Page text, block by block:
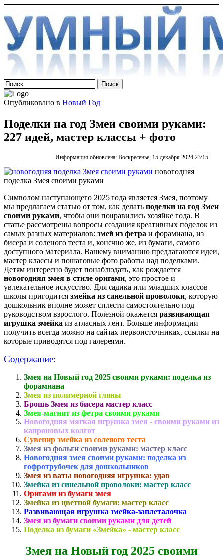
Опубликовано в Новый Год
Поделки на год Змеи своими руками:
227 идей, мастер классы + фото
Информация обновлена: Воскресенье, 15 декабря 2024 23:15
новогодняя
поделка Змея своими руками
Символом наступающего 2025 года является Змея, поэтому
мы предлагаем статью от том, как делать поделки на год Змеи
своими руками, чтобы они понравились хозяйке года. В
статье рассмотрены вопросы создания креативных поделок из
самых разных материалов: змей из фетра и форамиана, из
бисера и соленого теста и, конечно же, из бумаги, самого
доступного материала. Вашему вниманию предлагаются идеи,
мастер классы и пошаговые фото работы над поделками.
Детям интересно будет понаблюдать, как рождается
новогодняя змея в стиле оригами, это простое и
увлекательное искусство. Для садика или младших классов
школы пригодится змейка из синельной проволоки, которую
дошкольник вполне может сплести самостоятельно под
руководством взрослого. Полезной окажется развивающая
игрушка змейка из атласных лент. Больше информации
получить всегда можно на сайтах первоисточниках, ссылки на
которые приводятся под галереями.
Содержание:
Змея на Новый год 2025 своими руками: поделка из
форамиана
Змея из полимерной глины
Брошь Змея из бисера мастер класс
Змея-магнит из фетра своими руками
Новогодняя мягкая игрушка змея - своими руками из
капроновых колгот
Сувенир змейка из соленого теста
Змея из фольги своими руками: мастер класс
Новогодняя змея своими руками: поделка из
гофротрубочек для дошкольников
Змея из ваты новогодняя игрушка: удав
Змейка из синельной проволоки: мастер класс
Оригами из бумаги змея
Змейка из цветной бумаги: мастер класс
Развивающая игрушка змейка-заплеталочка
Змея из бумаги своими руками для детей
Поделка из бумаги «Змейка» - мастер класс
Змея на Новый год 2025 своими